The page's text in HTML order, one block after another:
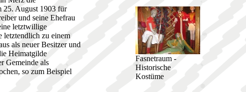
25. August 1903 für
und seine Ehefrau
letztwillige
letztendlich zu einem
als neuer Besitzer und
Heimatgilde
Gemeinde als
so zum Beispiel
Fasnetraum -
Historische
Kostüme